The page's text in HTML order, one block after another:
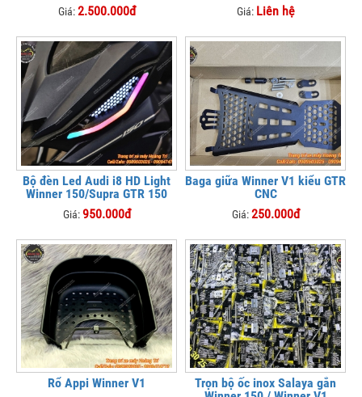
Giá:2.500.000đ Giá: Liên hệ
Bộ đèn Led Audi i8 HD Light
Winner 150/Supra GTR 150
Giá:950.000đ
Baga giữa Winner V1 kiểu GTR
CNC
Giá:250.000đ
Rổ Appi Winner V1
Trọn bộ ốc inox Salaya gắn